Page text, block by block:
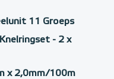
11 Groeps
- 2 x
x 2,0mm/100m